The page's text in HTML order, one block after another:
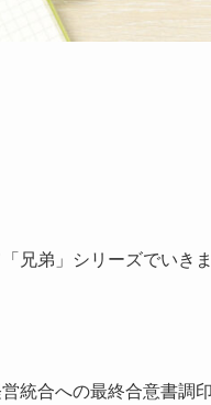
兄弟」シリーズでいきま
合への最終合意書調